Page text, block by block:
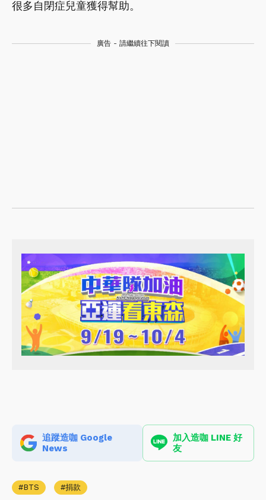
很多自閉症兒童獲得幫助。
廣告 - 請繼續往下閱讀
追蹤造咖 Google
News
加入造咖 LINE 好
友
BTS 捐款